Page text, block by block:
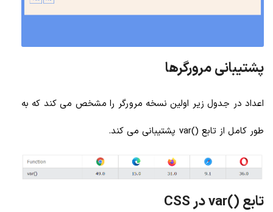
پشتیبانی مرورگرها
اعداد در جدول زیر اولین نسخه مرورگر را مشخص می کند که به
طور کامل از تابع ()var پشتیبانی می کند.
تابع ()var در CSS